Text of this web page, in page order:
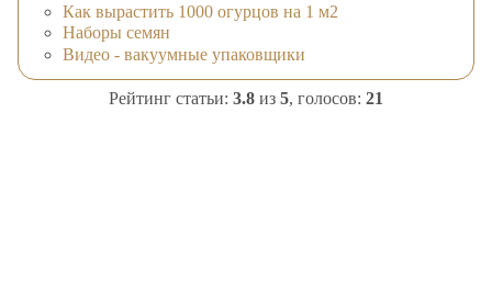
Как вырастить 1000 огурцов на 1 м2
Наборы семян
Видео - вакуумные упаковщики
Рейтинг статьи: 3.8 из 5, голосов: 21